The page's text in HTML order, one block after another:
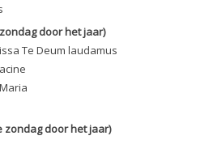
door het jaar)
Te Deum laudamus
zondag door het jaar)